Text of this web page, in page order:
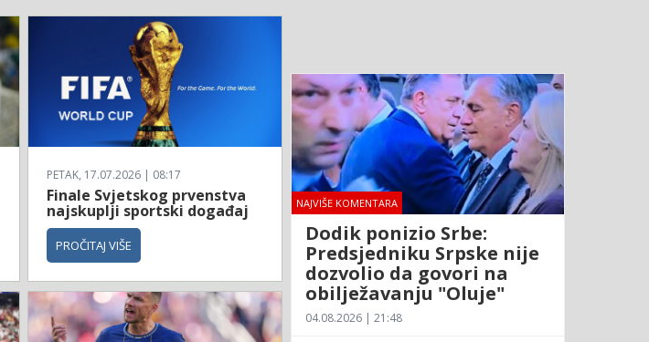
PETAK, 17.07.2026 | 08:17
Finale Svjetskog prvenstva
najskuplji sportski događaj
PROČITAJ VIŠE
NAJVIŠE KOMENTARA
Dodik ponizio Srbe:
Predsjedniku Srpske nije
dozvolio da govori na
obilježavanju "Oluje"
04.08.2026 | 21:48